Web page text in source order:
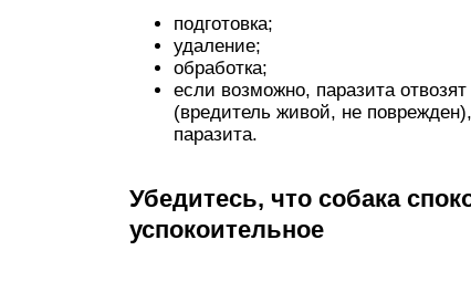
подготовка;
удаление;
обработка;
если возможно, паразита
(вредитель живой, не
паразита.
Убедитесь, что собака
успокоительное